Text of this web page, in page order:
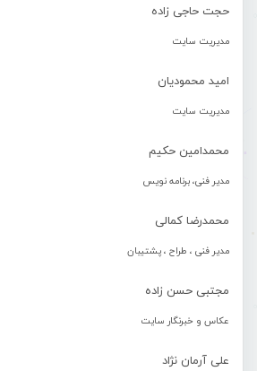
حجت حاجی زاده
مدیریت سایت
امید محمودیان
مدیریت سایت
محمدامین حکیم
مدیر فنی، برنامه نویس
محمدرضا کمالی
مدیر فنی ، طراح ، پشتیبان
مجتبی حسن زاده
عکاس و خبرنگار سایت
علی آرمان نژاد